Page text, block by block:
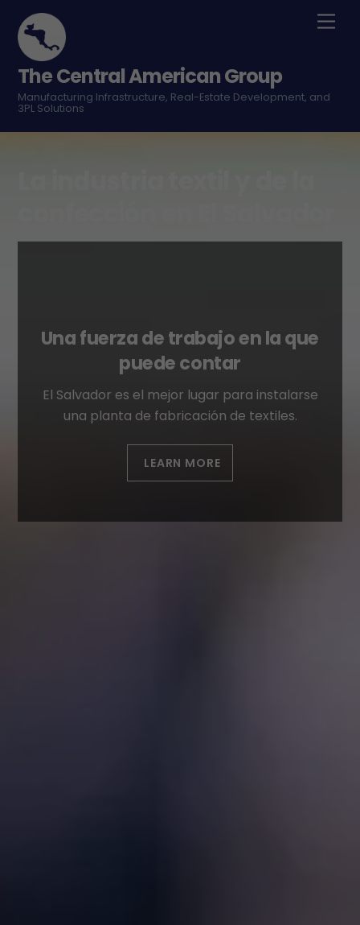
content
The Central American Group
Manufacturing Infrastructure, Real-Estate Development, and
3PL Solutions
Una fuerza de trabajo en la que
puede contar
El Salvador es el mejor lugar para instalarse
una planta de fabricación de textiles.
LEARN MORE